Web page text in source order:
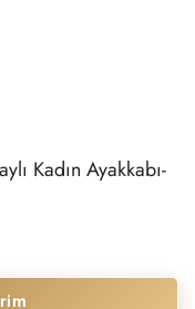
Kadın Ayakkabı-